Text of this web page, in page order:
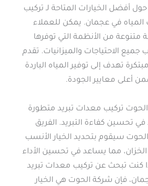
أفضل الخيارات المتاحة لـ تركيب
المياه في عجمان. يمكن للعملاء
متنوعة من الأنظمة التي توفرها
جميع الاحتياجات والميزانيات. تقدم
تهدف إلى توفير المياه الباردة
أعلى معايير الجودة.
تركيب معدات تبريد متطورة
تحسين كفاءة التبريد. الفريق
سيقوم بتحديد الخيار الأنسب
مما يساعد في تحسين الأداء
كنت تبحث عن تركيب معدات تبريد
فإن شركة الحوت هي الخيار